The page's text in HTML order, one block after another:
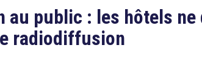
au public : les hôtels ne
radiodiffusion